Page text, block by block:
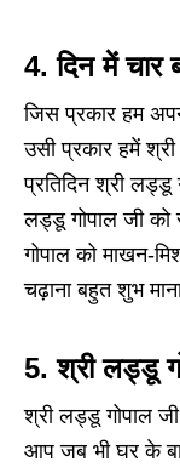
4. दिन में चार
जिस प्रकार हम
उसी प्रकार हमें
प्रतिदिन श्री लड्डू
लड्डू गोपाल जी को
गोपाल को माखन-
चढ़ाना बहुत शुभ
5. श्री लड्डू
श्री लड्डू गोपाल
आप जब भी घर के